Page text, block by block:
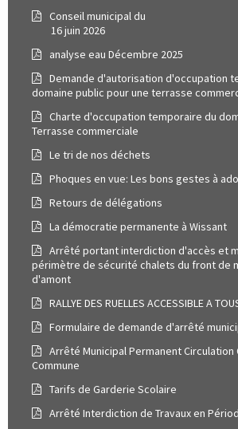
Conseil municipal du
16 juin 2026
analyse eau Décembre 2025
Demande d'autorisation d'occupation
domaine public pour une terrasse
Charte d'occupation temporaire du
Terrasse commerciale
Le tri de nos déchets
Phoques en vue: Les bons gestes à
Retours de délégations
La démocratie permanente à Wissant
Arrêté portant interdiction d'accès et
périmètre de sécurité chalets du front de
d'amont
RALLYE DES RUELLES ACCESSIBLE A
Formulaire de demande d'arrêté
Arrêté Municipal Permanent Circulation
Commune
Tarifs de Garderie Scolaire
Arrêté Interdiction de Travaux en